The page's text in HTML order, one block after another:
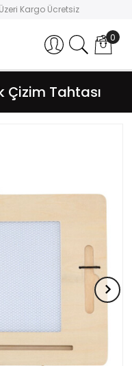
Üzeri Kargo Ücretsiz
Hesabım 0
Çizim Tahtası